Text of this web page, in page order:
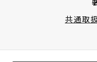
共通取